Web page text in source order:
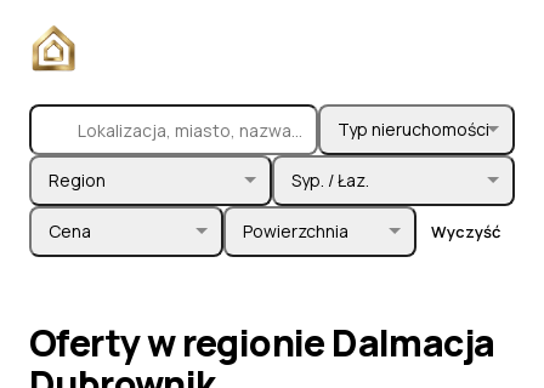
Typ nieruchomości
Region Syp. / Łaz.
Cena Powierzchnia Wyczyść
OfertywregionieDalmacja